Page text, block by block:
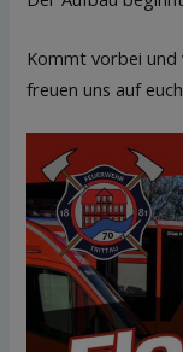
Kommt vorbei und
freuen uns auf